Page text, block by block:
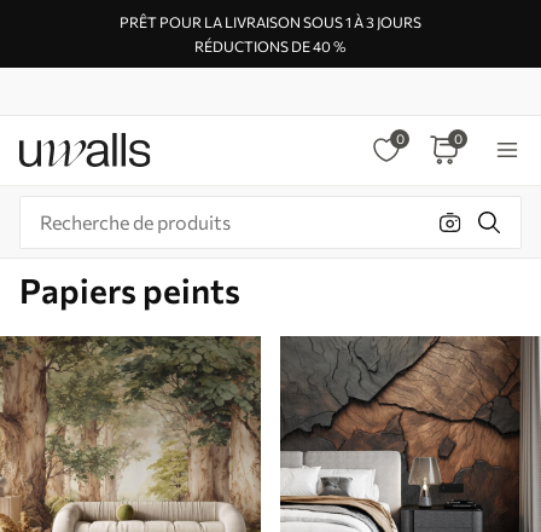
PRÊT POUR LA LIVRAISON SOUS 1 À 3 JOURS
RÉDUCTIONS DE 40 %
0 0
Papiers peints